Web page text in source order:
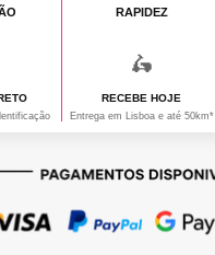
RAPIDEZ
🛵
RECEBE HOJE
Entrega em Lisboa e até 50km*